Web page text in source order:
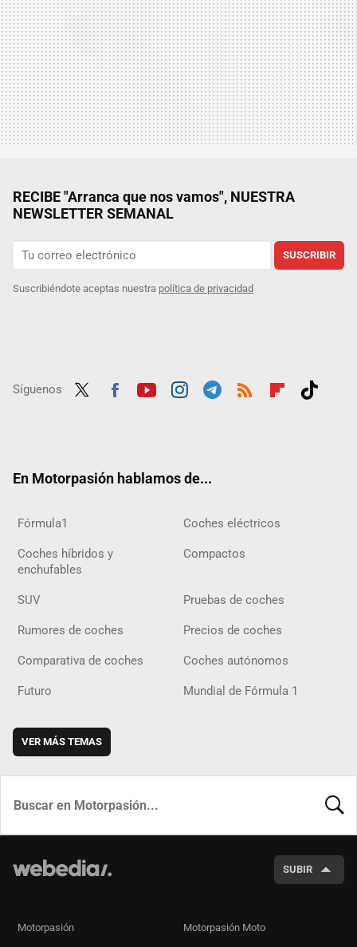
RECIBE "Arranca que nos vamos", NUESTRA
NEWSLETTER SEMANAL
SUSCRIBIR
Suscribiéndote aceptas nuestra política de privacidad
Síguenos
En Motorpasión hablamos de...
Fórmula1 Coches eléctricos
Coches híbridos y
enchufables
Compactos
SUV Pruebas de coches
Rumores de coches Precios de coches
Comparativa de coches Coches autónomos
Futuro Mundial de Fórmula 1
VER MÁS TEMAS
SUBIR
Motorpasión Motorpasión Moto